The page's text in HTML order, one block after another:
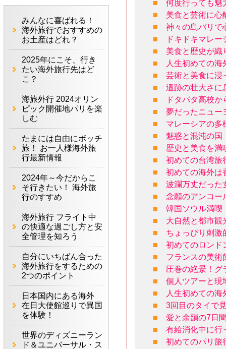
■
何度行っても魅
■
美食と芸術に心
■
神々の島バリで
■
ドキドキマレ
■
美食と歴史が織
■
人生初めての海
■
芸術と美食に浸
■
遺跡の壮大さに
■
ドタバタ高校
■
夢だったニュー
■
マレーシアの多
■
魅惑と混沌の国
■
歴史と美食を満
■
初めての台湾旅
■
初めての海外は
■
波瀾万丈だった
■
念願のアンコー
■
韓国ソウル満喫
■
大自然と都市観
■
ちょっぴり刺激
■
初めてのロンド
■
フランスの美術
■
圧巻の絶景！グ
■
個人ツアーと現
■
人生初めての
■
3回目のタイで
■
愛と余韻の7日
■
有給消化中に行
■
初めてのパリ旅
みんなに喜ばれる！
海外旅行でおすすめの
お土産はどれ？
2025年にこそ、行き
たい海外旅行先はど
こ？
海旅外行 2024オリン
ピック開催地パリを楽
しむ
たまには自由にボッチ
旅！ お一人様海外旅
行最新情報
2024年～今だからこ
そ行きたい！ 海外旅
行のすすめ
海外旅行 フライト中
の快適な過ごし方と安
全管理を知ろう
自分にいちばん合った
海外旅行をするための
2つのポイント
日本国内にある海外
在日大使館巡りで異国
を体験！
世界のディズニーラン
ド＆ユニバーサル・ス